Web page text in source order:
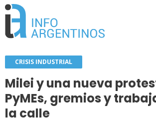
CRISIS INDUSTRIAL
Milei y una nueva
PyMEs, gremios y
la calle